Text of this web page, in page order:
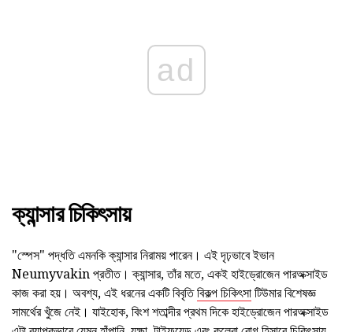
ad
ক্যান্সার চিকিৎসায়
"স্পেস" পদ্ধতি এমনকি ক্যান্সার নিরাময় পারেন। এই দৃঢ়ভাবে ইভান
Neumyvakin প্রতীত। ক্যান্সার, তাঁর মতে, একই হাইড্রোজেন পারঅক্সাইড
কাজ করা হয়। অবশ্য, এই ধরনের একটি বিবৃতিবিকল্প চিকিৎসাটিউমার বিশেষজ্ঞ
সামর্থের খুঁজে নেই। যাইহোক, বিংশ শতাব্দীর প্রথম দিকে হাইড্রোজেন পারঅক্সাইড